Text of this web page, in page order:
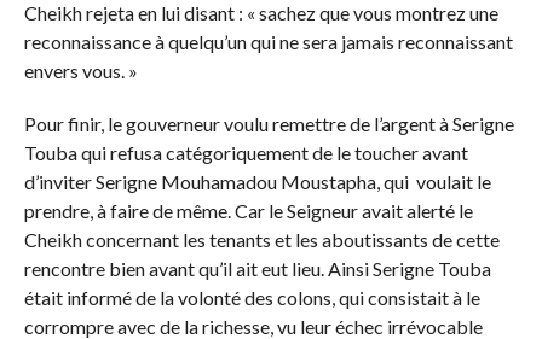
Cheikh rejeta en lui disant : « sachez que vous montrez une
reconnaissance à quelqu’un qui ne sera jamais reconnaissant
envers vous. »
Pour finir, le gouverneur voulu remettre de l’argent à Serigne
Touba qui refusa catégoriquement de le toucher avant
d’inviter Serigne Mouhamadou Moustapha, qui voulait le
prendre, à faire de même. Car le Seigneur avait alerté le
Cheikh concernant les tenants et les aboutissants de cette
rencontre bien avant qu’il ait eut lieu. Ainsi Serigne Touba
était informé de la volonté des colons, qui consistait à le
corrompre avec de la richesse, vu leur échec irrévocable